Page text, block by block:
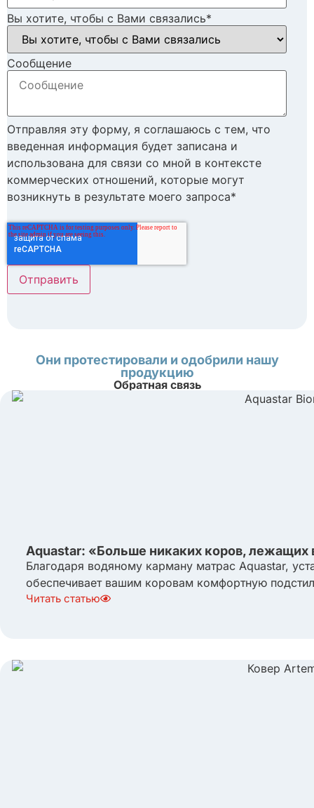
Вы хотите, чтобы с Вами связались*
Cообщение
Отправляя эту форму, я соглашаюсь с тем, что
введенная информация будет записана и
использована для связи со мной в контексте
коммерческих отношений, которые могут
возникнуть в результате моего запроса*
Они протестировали и одобрили нашу
продукцию
Обратная связь
Aquastar: «Больше никаких коров,
Благодаря водяному карману матрас Aquastar,
обеспечивает вашим коровам комфортную
Читать статью